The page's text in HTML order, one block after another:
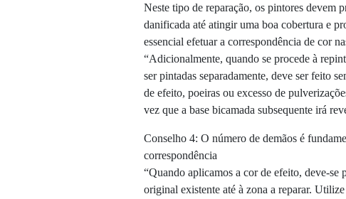
Neste tipo de reparação, os pintores devem
danificada até atingir uma boa cobertura e
essencial efetuar a correspondência de cor
“Adicionalmente, quando se procede à
ser pintadas separadamente, deve ser feito
de efeito, poeiras ou excesso de
vez que a base bicamada subsequente irá
Conselho 4: O número de demãos é
correspondência
“Quando aplicamos a cor de efeito, deve-se
original existente até à zona a reparar.